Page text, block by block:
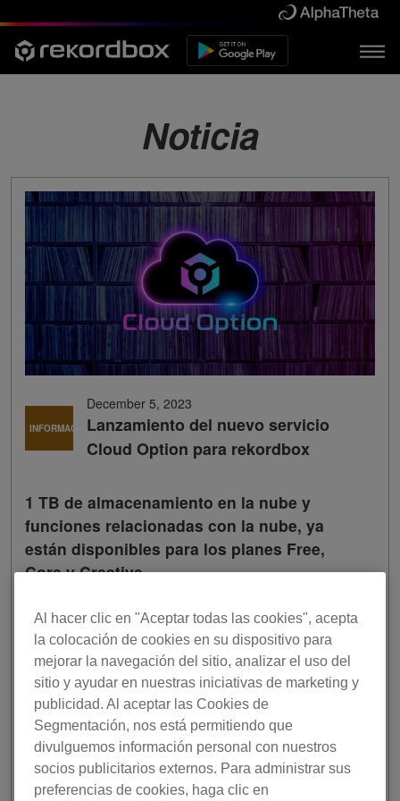
Noticia
INFORMACIÓN
December 5, 2023
Lanzamiento del nuevo servicio
Cloud Option para rekordbox
1 TB de almacenamiento en la nube y
funciones relacionadas con la nube, ya
están disponibles para los planes Free,
Core y Creative
Ya está disponible un nuevo servicio Cloud Option para
los planes Free, Core y Creative de rekordbox, nuestra
aclamada aplicación para DJ.
Ahora puedes añadir una generosa cantidad de espacio
de almacenamiento en la nube a los planes Free, Core y
Creative a un precio asequible y aprovechar las
populares funciones relacionadas con la nube de los
planes de nivel superior.
A través de la colaboración con Dropbox1
Al hacer clic en "Aceptar todas las cookies", acepta
la colocación de cookies en su dispositivo para
mejorar la navegación del sitio, analizar el uso del
sitio y ayudar en nuestras iniciativas de marketing y
publicidad. Al aceptar las Cookies de
Segmentación, nos está permitiendo que
divulguemos información personal con nuestros
socios publicitarios externos. Para administrar sus
preferencias de cookies, haga clic en